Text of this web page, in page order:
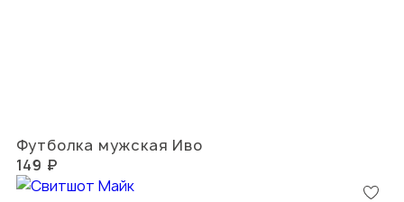
Футболка мужская Иво
149 ₽